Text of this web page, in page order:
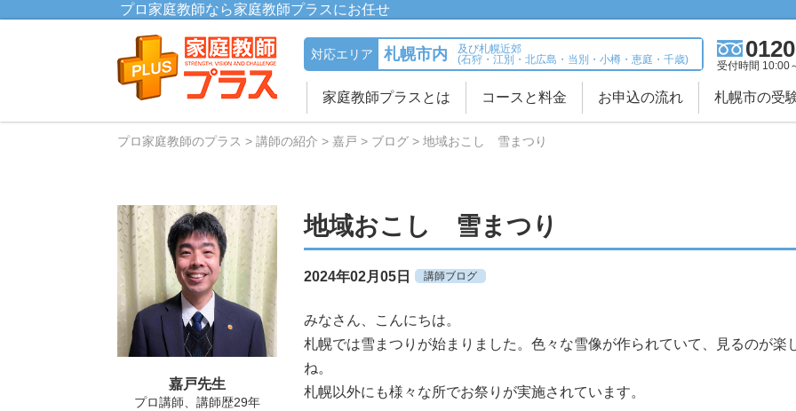
プロ家庭教師なら家庭教師プラスにお任せ
対応エリア 札幌市内
及び札幌近郊
(石狩・江別・北広島・当別・小樽・恵庭・千歳)
受付時間 10:00
家庭教師プラスとは コースと料金 お申込の流れ 札幌市の受
プロ家庭教師のプラス 講師の紹介 嘉戸 ブログ 地域おこし 雪まつり
地域おこし 雪まつり
2024年02月05日 講師ブログ
みなさん、こんにちは。
札幌では雪まつりが始まりました。色々な雪像が作られていて、見るのが楽
ね。
札幌以外にも様々な所でお祭りが実施されています。
嘉戸先生
プロ講師、講師歴29年